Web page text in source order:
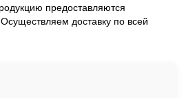
предоставляются
доставку по всей